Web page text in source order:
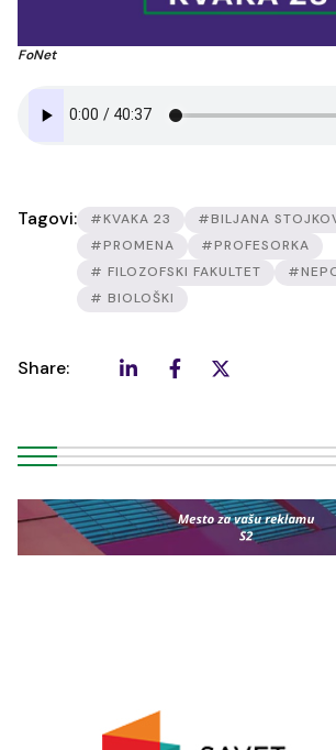
FoNet
Tagovi: #KVAKA 23
#BILJANA
#PROMENA
#PROFESORKA
# FILOZOFSKI FAKULTET
# BIOLOŠKI
Share: